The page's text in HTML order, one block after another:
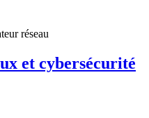
réseau
et cybersécurité